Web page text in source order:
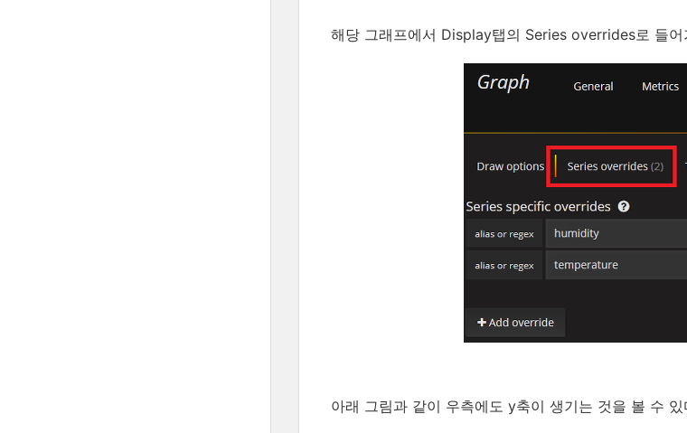
해당 그래프에서 Display탭의 Series overrides로 들
아래 그림과 같이 우측에도 y축이 생기는 것을 볼 수